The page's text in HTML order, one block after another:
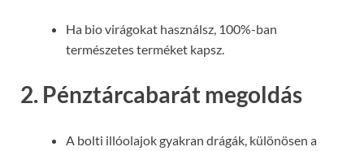
Ha bio virágokat használsz, 100%-ban
természetes terméket kapsz.
2. Pénztárcabarát megoldás
A bolti illóolajok gyakran drágák, különösen a